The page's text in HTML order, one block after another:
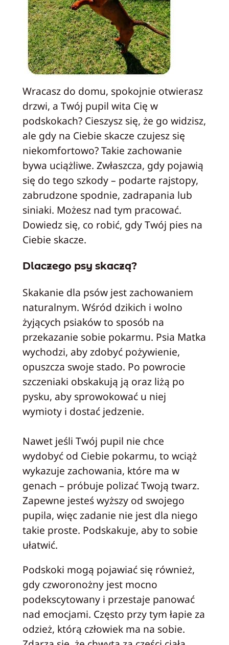
Wracasz do domu, spokojnie otwierasz
drzwi, a Twój pupil wita Cię w
podskokach? Cieszysz się, że go widzisz,
ale gdy na Ciebie skacze czujesz się
niekomfortowo? Takie zachowanie
bywa uciążliwe. Zwłaszcza, gdy pojawią
się do tego szkody – podarte rajstopy,
zabrudzone spodnie, zadrapania lub
siniaki. Możesz nad tym pracować.
Dowiedz się, co robić, gdy Twój pies na
Ciebie skacze.
Dlaczego psy skaczą?
Skakanie dla psów jest zachowaniem
naturalnym. Wśród dzikich i wolno
żyjących psiaków to sposób na
przekazanie sobie pokarmu. Psia Matka
wychodzi, aby zdobyć pożywienie,
opuszcza swoje stado. Po powrocie
szczeniaki obskakują ją oraz liżą po
pysku, aby sprowokować u niej
wymioty i dostać jedzenie.
Nawet jeśli Twój pupil nie chce
wydobyć od Ciebie pokarmu, to wciąż
wykazuje zachowania, które ma w
genach – próbuje polizać Twoją twarz.
Zapewne jesteś wyższy od swojego
pupila, więc zadanie nie jest dla niego
takie proste. Podskakuje, aby to sobie
ułatwić.
Podskoki mogą pojawiać się również,
gdy czworonożny jest mocno
podekscytowany i przestaje panować
nad emocjami. Często przy tym łapie za
odzież, którą człowiek ma na sobie.